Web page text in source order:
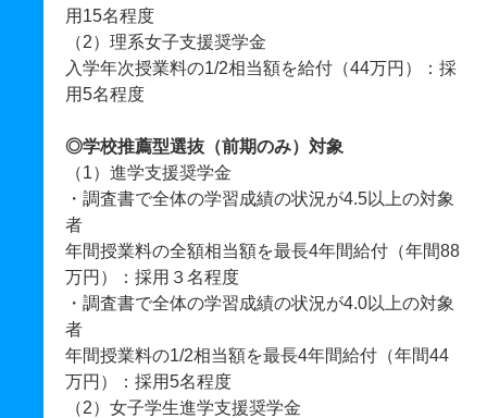
用15名程度
（2）理系女子支援奨学金
入学年次授業料の1/2相当額を給付（44万円）：採
用5名程度
◎学校推薦型選抜（前期のみ）対象
（1）進学支援奨学金
・調査書で全体の学習成績の状況が4.5以上の対象
者
年間授業料の全額相当額を最長4年間給付（年間88
万円）：採用３名程度
・調査書で全体の学習成績の状況が4.0以上の対象
者
年間授業料の1/2相当額を最長4年間給付（年間44
万円）：採用5名程度
（2）女子学生進学支援奨学金